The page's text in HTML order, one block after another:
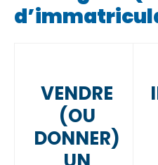
VENDRE
(OU
DONNER)